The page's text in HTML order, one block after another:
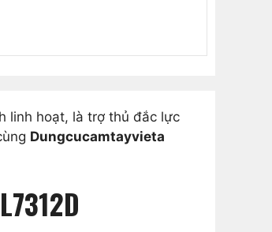
linh hoạt, là trợ thủ đắc lực
Dungcucamtayvieta